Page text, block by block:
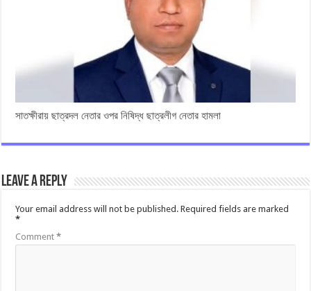
সাতক্ষীরায় ছাত্রদল নেতার ওপর নিষিদ্ধ ছাত্রলীগ নেতার হামলা
Leave a Reply
Your email address will not be published. Required fields are marked
*
Comment*